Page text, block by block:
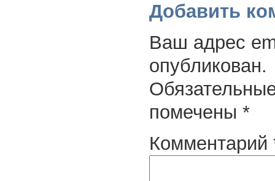
Добавить
Ваш адрес
опубликован.
помечены *
Комментарий